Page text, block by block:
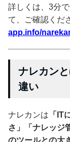
詳しくは、3分
て、ご確認くだ
app.info/
ナレカン
違い
ナレカンは 「IT
さ」「ナレッジ
のツールとの大